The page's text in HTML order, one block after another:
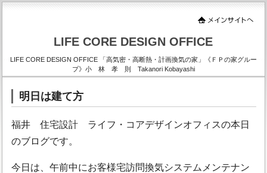
LIFE CORE DESIGN OFFICE
LIFE CORE DESIGN OFFICE 「高気密・高断熱・計画換気の家」《ＦＰの家グルー
プ》小 林 孝 則 Takanori Kobayashi
明日は建て方
福井 住宅設計 ライフ・コアデザインオフィスの本日
のブログです。
今日は、午前中にお客様宅訪問換気システムメンテナン